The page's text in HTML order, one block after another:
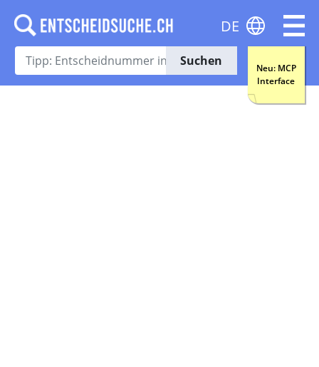
Suchen
Neu: MCP
Interface
DE